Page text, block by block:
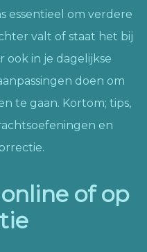
essentieel om verdere
valt of staat het bij
ook in je dagelijkse
doen om
te gaan. Kortom; tips,
en
online of op